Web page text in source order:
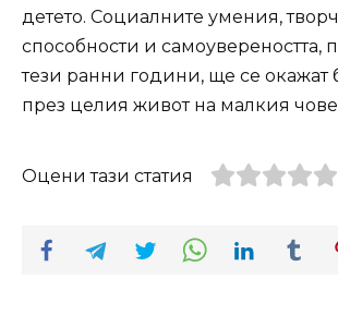
детето. Социалните умения,
способности и самоувереността,
тези ранни години, ще се окажат
през целия живот на малкия
Оцени тази статия